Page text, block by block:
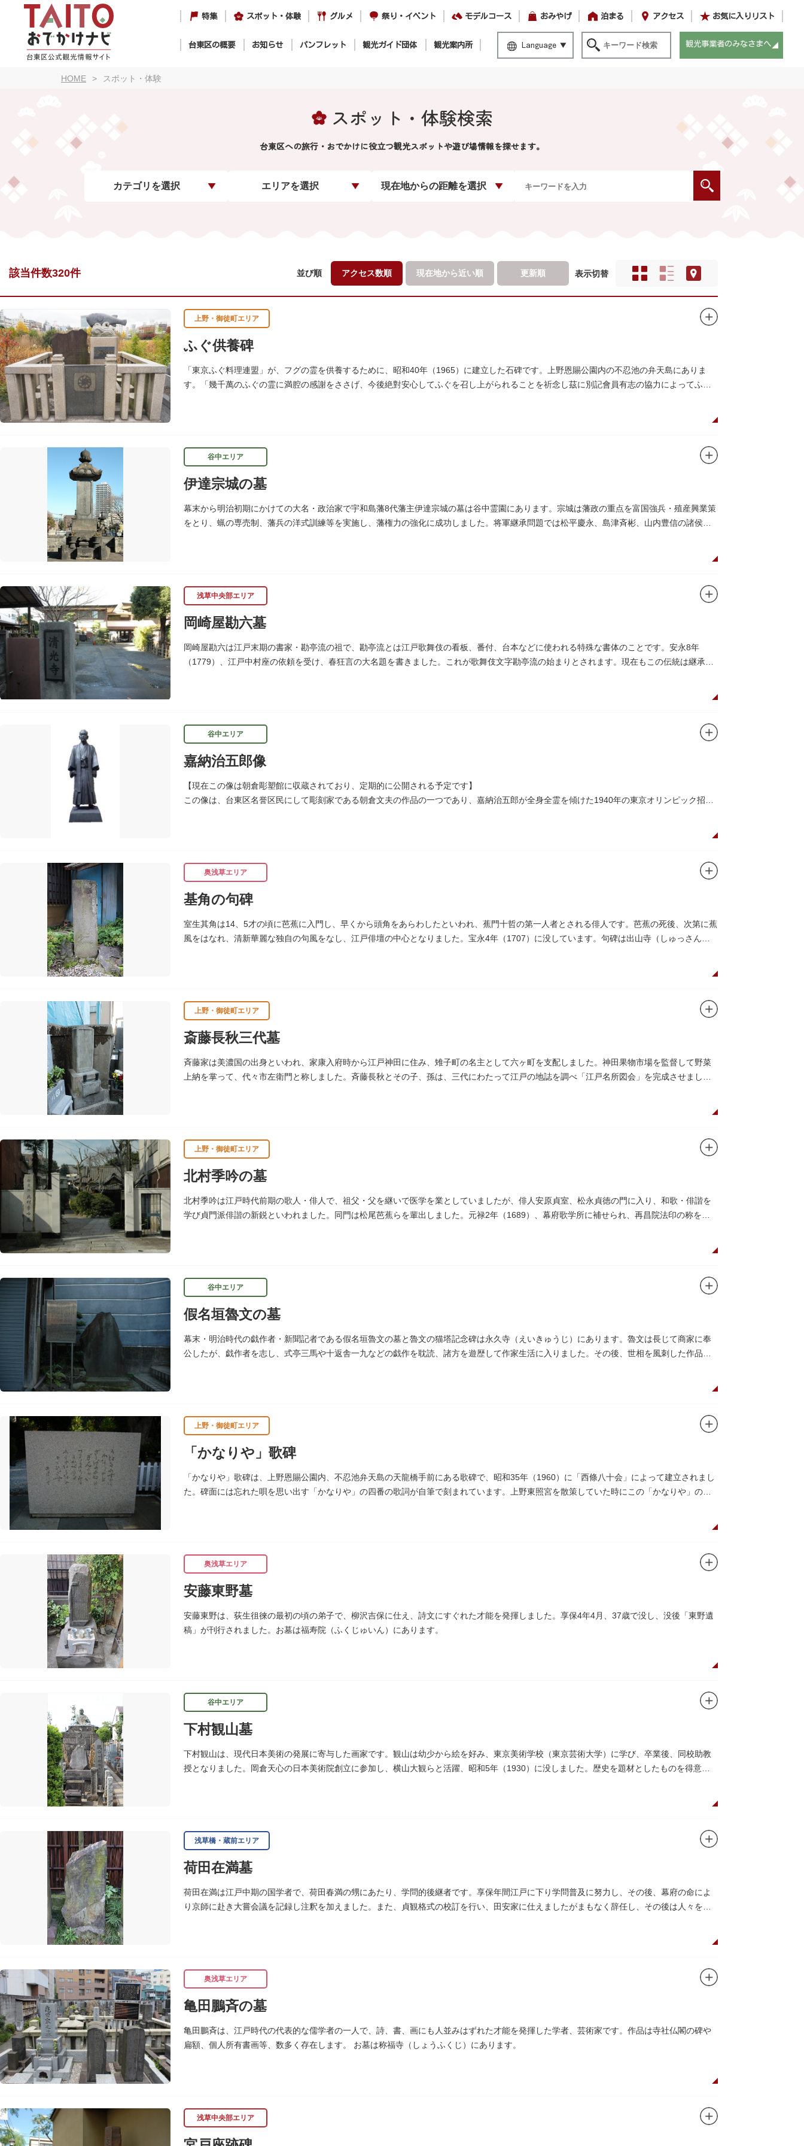
特集 スポット・体験 グルメ 祭り・イベント モデルコース おみやげ 泊まる アクセス お気に入りリスト
台東区の概要 お知らせ パンフレット 観光ガイド団体 観光案内所 Language 観光事業者のみなさまへ
HOME スポット・体験
スポット・体験検索
台東区への旅行・おでかけに役立つ観光スポットや遊び場情報を探せます。
カテゴリを選択 エリアを選択 現在地からの距離を選択
該当件数320件 並び順 アクセス数順 現在地から近い順 更新順 表示切替
上野・御徒町エリア
ふぐ供養碑
「東京ふぐ料理連盟」が、フグの霊を供養するために、昭和40年（1965）に建立した石碑です。上野恩賜公園内の不忍池の弁天島にありま
す。「幾千萬のふぐの霊に満腔の感謝をささげ、今後絶對安心してふぐを召し上がられることを祈念し茲に別記會員有志の協力によってふぐ
谷中エリア
伊達宗城の墓
幕末から明治初期にかけての大名・政治家で宇和島藩8代藩主伊達宗城の墓は谷中霊園にあります。宗城は藩政の重点を富国強兵・殖産興業策
をとり、蝋の専売制、藩兵の洋式訓練等を実施し、藩権力の強化に成功しました。将軍継承問題では松平慶永、島津斉彬、山内豊信の諸侯と
浅草中央部エリア
岡崎屋勘六墓
岡崎屋勘六は江戸末期の書家・勘亭流の祖で、勘亭流とは江戸歌舞伎の看板、番付、台本などに使われる特殊な書体のことです。安永8年
（1779）、江戸中村座の依頼を受け、春狂言の大名題を書きました。これが歌舞伎文字勘亭流の始まりとされます。現在もこの伝統は継承さ
谷中エリア
嘉納治五郎像
【現在この像は朝倉彫塑館に収蔵されており、定期的に公開される予定です】
この像は、台東区名誉区民にして彫刻家である朝倉文夫の作品の一つであり、嘉納治五郎が全身全霊を傾けた1940年の東京オリンピック招致
奥浅草エリア
基角の句碑
室生其角は14、5才の頃に芭蕉に入門し、早くから頭角をあらわしたといわれ、蕉門十哲の第一人者とされる俳人です。芭蕉の死後、次第に蕉
風をはなれ、清新華麗な独自の句風をなし、江戸俳壇の中心となりました。宝永4年（1707）に没しています。句碑は出山寺（しゅっさん
上野・御徒町エリア
斎藤長秋三代墓
斉藤家は美濃国の出身といわれ、家康入府時から江戸神田に住み、雉子町の名主として六ヶ町を支配しました。神田果物市場を監督して野菜
上納を掌って、代々市左衛門と称しました。斉藤長秋とその子、孫は、三代にわたって江戸の地誌を調べ「江戸名所図会」を完成させまし
上野・御徒町エリア
北村季吟の墓
北村季吟は江戸時代前期の歌人・俳人で、祖父・父を継いで医学を業としていましたが、俳人安原貞室、松永貞徳の門に入り、和歌・俳諧を
学び貞門派俳諧の新鋭といわれました。同門は松尾芭蕉らを輩出しました。元禄2年（1689）、幕府歌学所に補せられ、再昌院法印の称を受
谷中エリア
假名垣魯文の墓
幕末・明治時代の戯作者・新聞記者である假名垣魯文の墓と魯文の猫塔記念碑は永久寺（えいきゅうじ）にあります。魯文は長じて商家に奉
公したが、戯作者を志し、式亭三馬や十返舎一九などの戯作を耽読、諸方を遊歴して作家生活に入りました。その後、世相を風刺した作品を
上野・御徒町エリア
「かなりや」歌碑
「かなりや」歌碑は、上野恩賜公園内、不忍池弁天島の天龍橋手前にある歌碑で、昭和35年（1960）に「西條八十会」によって建立されまし
た。碑面には忘れた唄を思い出す「かなりや」の四番の歌詞が自筆で刻まれています。上野東照宮を散策していた時にこの「かなりや」の唄
奥浅草エリア
安藤東野墓
安藤東野は、荻生徂徠の最初の頃の弟子で、柳沢吉保に仕え、詩文にすぐれた才能を発揮しました。享保4年4月、37歳で没し、没後「東野遺
稿」が刊行されました。お墓は福寿院（ふくじゅいん）にあります。
谷中エリア
下村観山墓
下村観山は、現代日本美術の発展に寄与した画家です。観山は幼少から絵を好み、東京美術学校（東京芸術大学）に学び、卒業後、同校助教
授となりました。岡倉天心の日本美術院創立に参加し、横山大観らと活躍、昭和5年（1930）に没しました。歴史を題材としたものを得意と
浅草橋・蔵前エリア
荷田在満墓
荷田在満は江戸中期の国学者で、荷田春満の甥にあたり、学問的後継者です。享保年間江戸に下り学問普及に努力し、その後、幕府の命によ
り京師に赴き大嘗会議を記録し注釈を加えました。また、貞観格式の校訂を行い、田安家に仕えましたがまもなく辞任し、その後は人々を集
奥浅草エリア
亀田鵬斉の墓
亀田鵬斉は、江戸時代の代表的な儒学者の一人で、詩、書、画にも人並みはずれた才能を発揮した学者、芸術家です。作品は寺社仏閣の碑や
扁額、個人所有書画等、数多く存在します。 お墓は称福寺（しょうふくじ）にあります。
浅草中央部エリア